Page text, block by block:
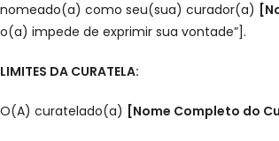
nomeado(a) como seu(sua) curador(a)
o(a) impede de exprimir sua vontade”].
LIMITES DA CURATELA:
O(A) curatelado(a) [Nome Completo do